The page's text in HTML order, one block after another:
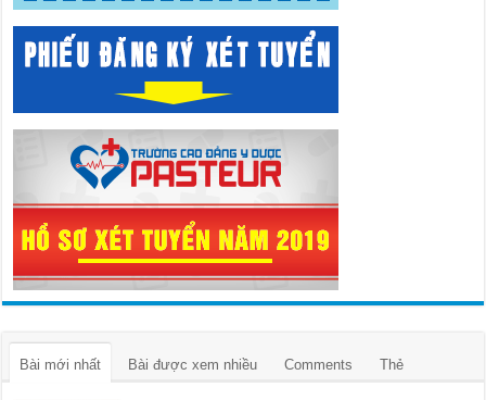
Bài mới nhất Bài được xem nhiều Comments Thẻ